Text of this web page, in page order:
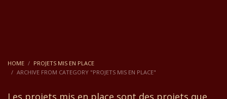
HOME
PROJETS MIS EN PLACE
ARCHIVE FROM CATEGORY "PROJETS MIS EN PLACE"
Les projets mis en place sont des projets que